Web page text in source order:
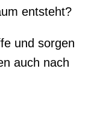
entsteht?
und sorgen
auch nach